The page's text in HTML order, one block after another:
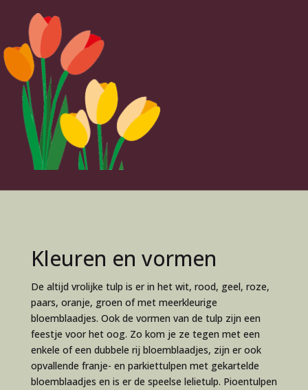
Kleuren en vormen
De altijd vrolijke tulp is er in het wit, rood, geel, roze,
paars, oranje, groen of met meerkleurige
bloemblaadjes. Ook de vormen van de tulp zijn een
feestje voor het oog. Zo kom je ze tegen met een
enkele of een dubbele rij bloemblaadjes, zijn er ook
opvallende franje- en parkiettulpen met gekartelde
bloemblaadjes en is er de speelse lelietulp. Pioentulpen